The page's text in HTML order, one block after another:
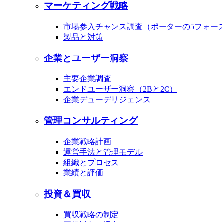
マーケティング戦略
市場参入チャンス調査（ポーターの5フォー
製品と対策
企業とユーザー洞察
主要企業調査
エンドユーザー洞察（2Bと2C）
企業デューデリジェンス
管理コンサルティング
企業戦略計画
運営手法と管理モデル
組織とプロセス
業績と評価
投資＆買収
買収戦略の制定